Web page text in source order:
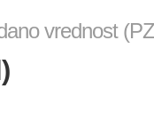
vrednost